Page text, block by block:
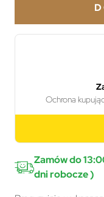
Zamów do
dni robocze )